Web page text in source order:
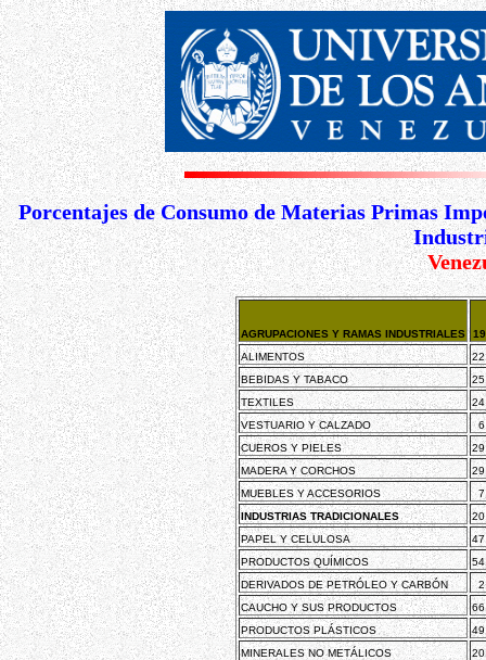
Porcentajes de Consumo de Materias Primas
AGRUPACIONES Y RAMAS INDUSTRIALES
ALIMENTOS
BEBIDAS Y TABACO
TEXTILES
VESTUARIO Y CALZADO
CUEROS Y PIELES
MADERA Y CORCHOS
MUEBLES Y ACCESORIOS
INDUSTRIAS TRADICIONALES
PAPEL Y CELULOSA
PRODUCTOS QUÍMICOS
DERIVADOS DE PETRÓLEO Y CARBÓN
CAUCHO Y SUS PRODUCTOS
PRODUCTOS PLÁSTICOS
MINERALES NO METÁLICOS